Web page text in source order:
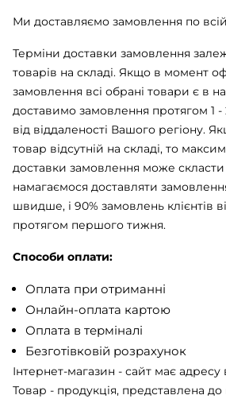
Ми доставляємо замовлення по всій
Терміни доставки замовлення
товарів на складі. Якщо в момент
замовлення всі обрані товари є в
доставимо замовлення протягом 1 -
від віддаленості Вашого регіону.
товар відсутній на складі, то
доставки замовлення може
намагаємося доставляти
швидше, і 90% замовлень клієнтів
протягом першого тижня.
Способи оплати:
Оплата при отриманні
Онлайн-оплата картою
Оплата в терміналі
Безготівковій розрахунок
Інтернет-магазин - сайт має адресу
Товар - продукція, представлена